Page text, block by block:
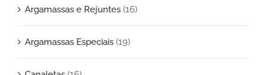
Argamassas e Rejuntes (16)
Argamassas Especiais (19)